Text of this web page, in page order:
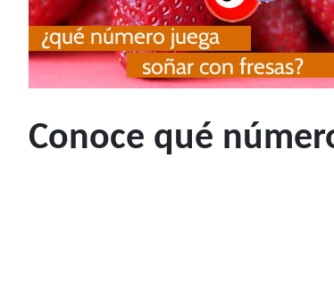
Conoce qué